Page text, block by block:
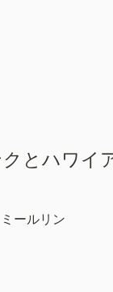
クとハワイ
ールリン